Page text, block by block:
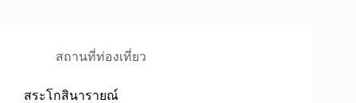
สถานที่ท่องเที่ยว
สระโกสินารายณ์